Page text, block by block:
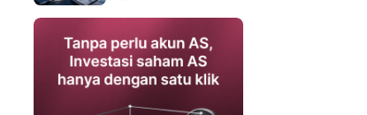
Pemegang Saham?